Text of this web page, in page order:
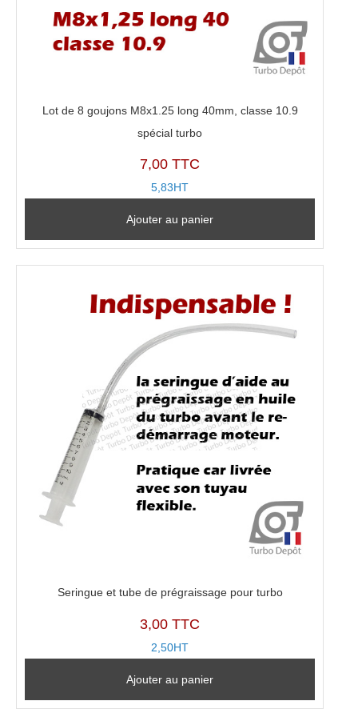
Lot de 8 goujons M8x1.25 long 40mm, classe 10.9
spécial turbo
7,00 TTC
5,83HT
Ajouter au panier
Seringue et tube de prégraissage pour turbo
3,00 TTC
2,50HT
Ajouter au panier